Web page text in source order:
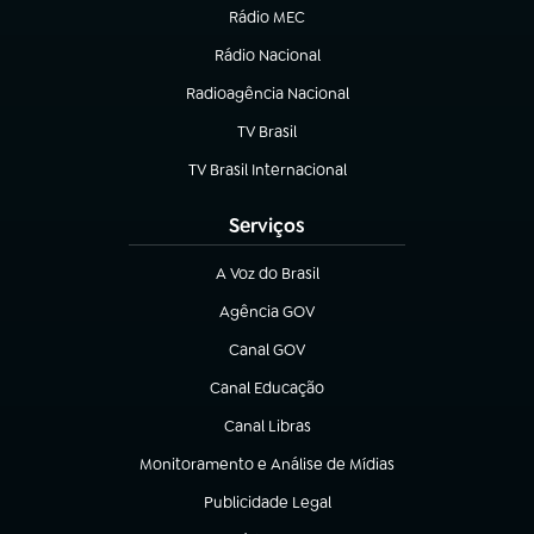
Rádio MEC
Rádio Nacional
(abre em nova aba)
Radioagência Nacional
(abre em nova aba)
TV Brasil
(abre em nova aba)
TV Brasil Internacional
(abre em nova aba)
Serviços
A Voz do Brasil
(abre em nova aba)
Agência GOV
(abre em nova aba)
Canal GOV
(abre em nova aba)
Canal Educação
(abre em nova aba)
Canal Libras
(abre em nova aba)
Monitoramento e Análise de Mídias
(abre em nova aba)
Publicidade Legal
(abre em nova aba)